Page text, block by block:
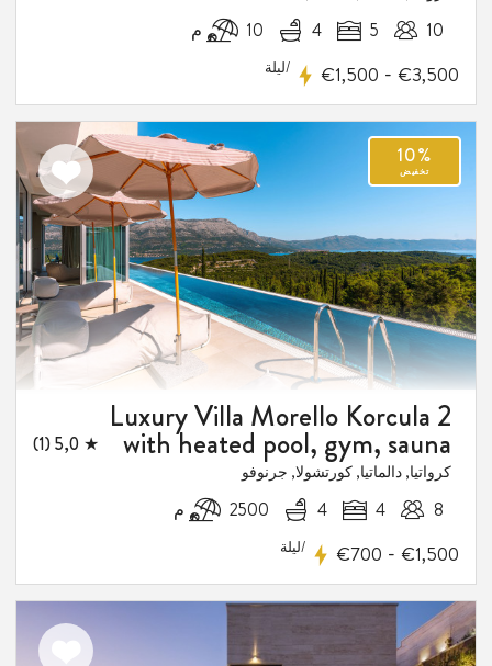
10
5
4 10 م
€1,500 - €3,500 /ليلة
اضف
الى
المفضلة
Luxury Villa Morello Korcula 2
with heated pool, gym, sauna
★ 5,0 (1)
كرواتيا, دالماتيا, كورتشولا, جرنوفو
8
4
4 2500 م
€700 - €1,500 /ليلة